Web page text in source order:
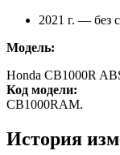
2021 г. — без
Модель:
Honda CB1000R
Код модели:
CB1000RAM.
История